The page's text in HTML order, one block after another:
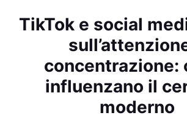
TikTok e social
concentrazione:
influenzano il
moderno